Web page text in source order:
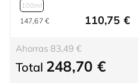
100ml
147,67 € 110,75 €
Ahorras 83,49 €
Total 248,70 €